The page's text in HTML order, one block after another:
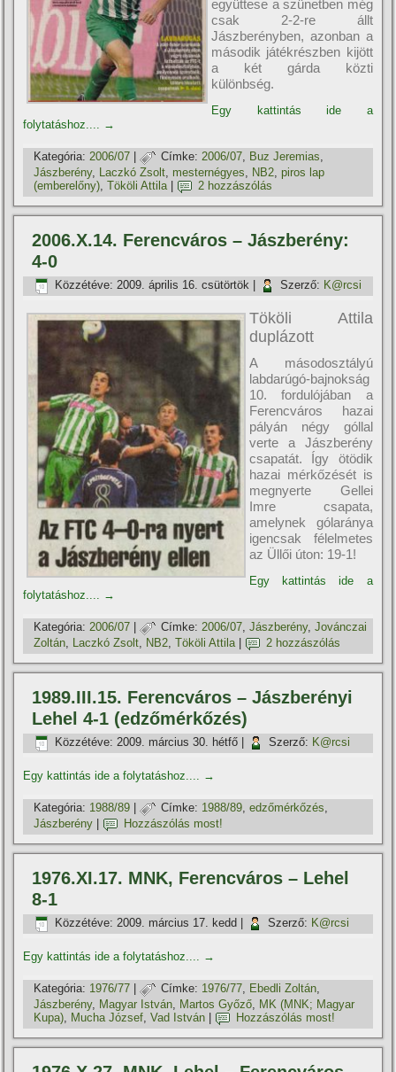
együttese a szünetben még
csak 2-2-re állt
Jászberényben, azonban a
második játékrészben kijött
a két gárda közti
különbség.
Egy kattintás ide a
folytatáshoz....
→
Kategória: 2006/07 | Címke: 2006/07, Buz Jeremias,
Jászberény, Laczkó Zsolt mesternégyes NB2 ,piros lap
(emberelőny),Tököli Attila| 2 hozzászólás
2006.X.14. Ferencváros – Jászberény:
4-0
Közzétéve: 2009. április 16. csütörtök Szerző: K@rcsi
Tököli Attila
duplázott
A másodosztályú
labdarúgó-bajnokság
10. fordulójában a
Ferencváros hazai
pályán négy góllal
verte a Jászberény
csapatát. Így ötödik
hazai mérkőzését is
megnyerte Gellei
Imre csapata,
amelynek gólaránya
igencsak félelmetes
az Üllői úton: 19-1!
Egy kattintás ide a
folytatáshoz....
→
Kategória: 2006/07 | Címke: 2006/07,Jászberény,Jovánczai
Zoltán, Laczkó Zsolt, NB2,Tököli Attila| 2 hozzászólás
1989.III.15. Ferencváros – Jászberényi
Lehel 4-1 (edzőmérkőzés)
Közzétéve: 2009. március 30. hétfő Szerző: K@rcsi
Egy kattintás ide a folytatáshoz.... →
Kategória: 1988/89 | Címke: 1988/89,edzőmérkőzés,
Jászberény
Hozzászólás most!
1976.XI.17. MNK, Ferencváros – Lehel
8-1
Közzétéve: 2009. március 17. kedd Szerző: K@rcsi
Egy kattintás ide a folytatáshoz.... →
Kategória: 1976/77 | Címke: 1976/77, Ebedli Zoltán,
Jászberény, Magyar István Martos Győző MK (MNK; Magyar
Kupa), Mucha József,Vad István Hozzászólás most!